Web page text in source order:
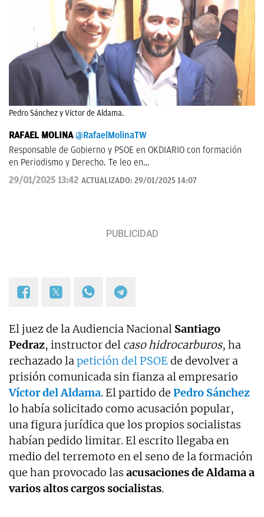
Pedro Sánchez y Víctor de Aldama.
RAFAEL MOLINA @RafaelMolinaTW
Responsable de Gobierno y PSOE en OKDIARIO con formación
en Periodismo y Derecho. Te leo en
rafael.molina@okdiario.com
29/01/2025 13:42 ACTUALIZADO: 29/01/2025 14:07
El juez de la Audiencia Nacional Santiago
Pedraz, instructor del caso hidrocarburos, ha
rechazado lapetición del PSOEde devolver a
prisión comunicada sin fianza al empresario
Víctor del Aldama. El partido de Pedro Sánchez
lo había solicitado como acusación popular,
una figura jurídica que los propios socialistas
habían pedido limitar. El escrito llegaba en
medio del terremoto en el seno de la formación
que han provocado las acusaciones de Aldama a
varios altos cargos socialistas.